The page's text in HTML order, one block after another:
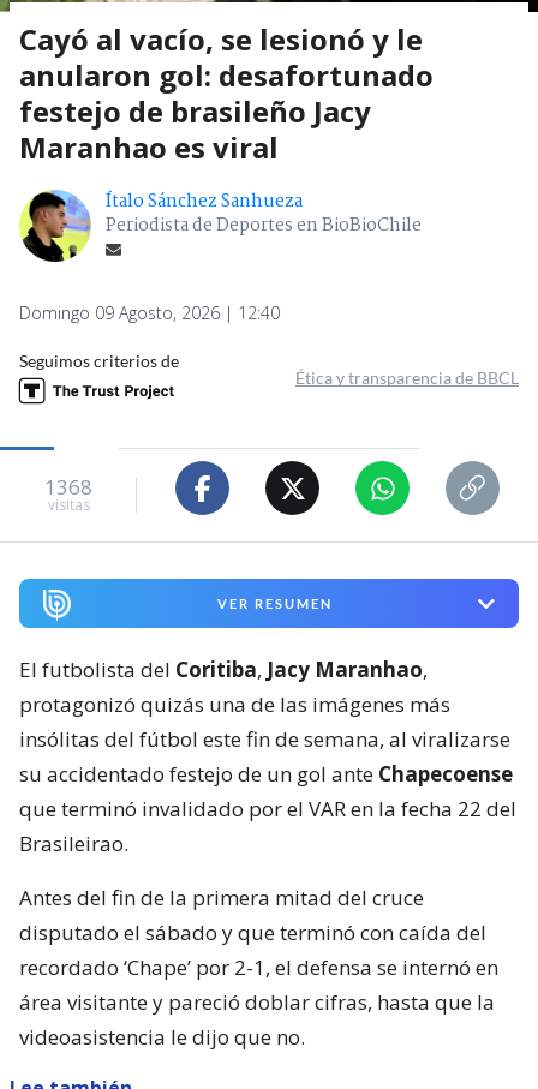
Cayó al vacío, se lesionó y le
anularon gol: desafortunado
festejo de brasileño Jacy
Maranhao es viral
Ítalo Sánchez Sanhueza
Periodista de Deportes en BioBioChile
Domingo 09 Agosto, 2026 | 12:40
Seguimos criterios de
Ética y transparencia de BBCL
1368
visitas
VER RESUMEN
El futbolista del Coritiba, Jacy Maranhao,
protagonizó quizás una de las imágenes más
insólitas del fútbol este fin de semana, al viralizarse
su accidentado festejo de un gol ante Chapecoense
que terminó invalidado por el VAR en la fecha 22 del
Brasileirao.
Antes del fin de la primera mitad del cruce
disputado el sábado y que terminó con caída del
recordado ‘Chape’ por 2-1, el defensa se internó en
área visitante y pareció doblar cifras, hasta que la
videoasistencia le dijo que no.